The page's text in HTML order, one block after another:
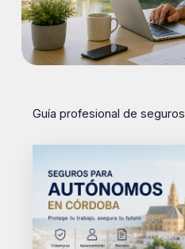
Guía profesional de seguros